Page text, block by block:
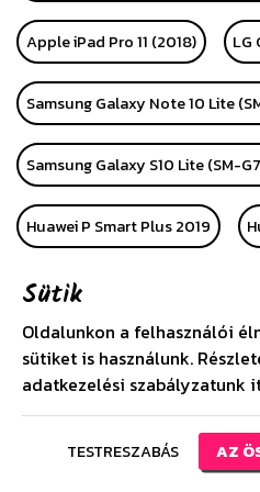
Apple iPad Pro 11 (2018) LG
Samsung Galaxy Note 10 Lite
Samsung Galaxy S10 Lite (SM-
Huawei P Smart Plus 2019
Huawei P40 Pro
Apple iPhone SE (2020)
Huawei P40 Lite E Samsung
Xiaomi
Sütik
Oldalunkon a felhasználói
sütiket is használunk.
adatkezelési szabályzatunk
TESTRESZABÁS AZ